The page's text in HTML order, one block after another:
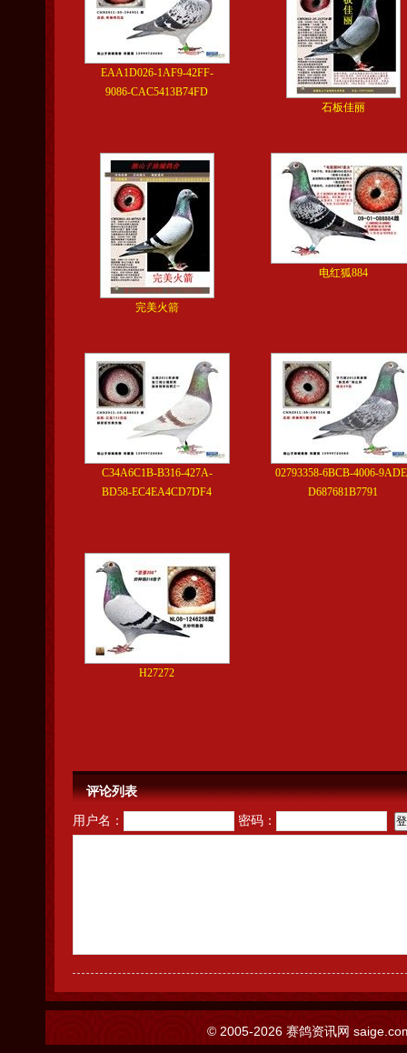
EAA1D026-1AF9-42FF-
9086-CAC5413B74FD
石板佳丽
完美火箭
电红狐884
C34A6C1B-B316-427A-
BD58-EC4EA4CD7DF4
02793358-6BCB-4006-
D687681B7791
H27272
评论列表
用户名： 密码：
© 2005-2026 赛鸽资讯网